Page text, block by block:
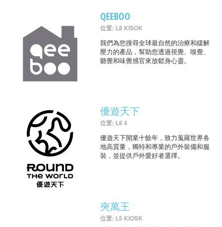
QEEBOO
位置: L8 KISOK
我們為您搜尋全球最自然的治療和緩解
壓力的產品，幫助您透過視覺、嗅覺、
聽覺和味覺感官來放鬆身心靈。
優遊天下
位置: L8 4
優遊天下開業十餘年，致力蒐羅世界各
地高質量，獨特和專業的戶外裝備和服
裝，並提供戶外愛好者選擇。
夾萬王
位置: L5 KIOSK